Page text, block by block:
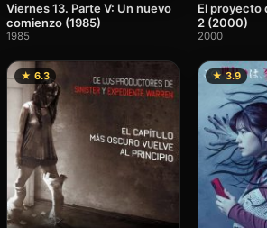
Viernes 13. Parte V: Un nuevo
comienzo (1985)
1985
El proyecto
2 (2000)
2000
★ 6.3 ★ 3.9